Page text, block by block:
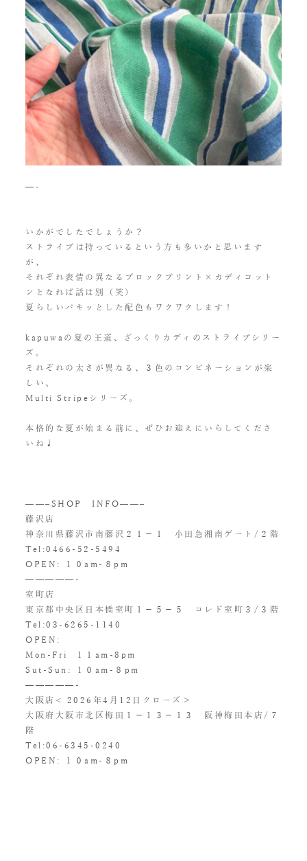
—-
いかがでしたでしょうか？
ストライプは持っているという方も多いかと思います
が、
それぞれ表情の異なるブロックプリント×カディコット
ンとなれば話は別（笑）
夏らしいパキッとした配色もワクワクします！
kapuwaの夏の王道、ざっくりカディのストライプシリー
ズ。
それぞれの太さが異なる、３色のコンビネーションが楽
しい、
Multi Stripeシリーズ。
本格的な夏が始まる前に、ぜひお迎えにいらしてくださ
いね♩
——–SHOP INFO——–
藤沢店
神奈川県藤沢市南藤沢２１−１ 小田急湘南ゲート/２階
Tel:0466-52-5494
OPEN: １０am-８pm
—————-
室町店
東京都中央区日本橋室町１−５−５ コレド室町３/３階
Tel:03-6265-1140
OPEN:
Mon-Fri １１am-8pm
Sut-Sun: １０am-８pm
—————-
大阪店< 2026年4月12日クローズ＞
大阪府大阪市北区梅田１−１３−１３ 阪神梅田本店/７
階
Tel:06-6345-0240
OPEN: １０am-８pm